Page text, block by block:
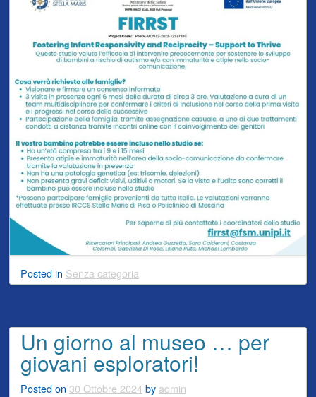
Postedin Senza categoria
Un giorno al museo … per
giovani esploratori!
Posted on 30 Ottobre 2024by admin